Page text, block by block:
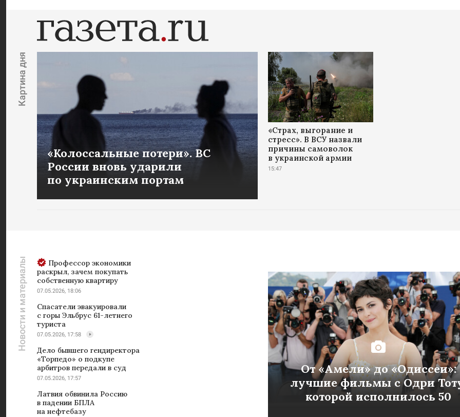
Картина дня
«Колоссальные потери». ВС
России вновь ударили
по украинским портам
«Страх, выгорание и
стресс». В ВСУ назвали
причины самоволок
в украинской армии
15:47
Новости и материалы
Профессор экономики
раскрыл, зачем покупать
собственную квартиру
07.05.2026, 18:06
Спасатели эвакуировали
с горы Эльбрус 61-летнего
туриста
07.05.2026, 17:58
Дело бывшего гендиректора
«Торпедо» о подкупе
арбитров передали в суд
07.05.2026, 17:57
Латвия обвинила Россию
в падении БПЛА
на нефтебазу
От «Амели» до «Одиссеи»:
лучшие фильмы с Одри
которой исполнилось 50